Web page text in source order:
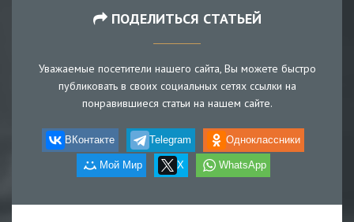
ПОДЕЛИТЬСЯ СТАТЬЕЙ
Уважаемые посетители нашего сайта, Вы можете быстро
публиковать в своих социальных сетях ссылки на
понравившиеся статьи на нашем сайте.
ВКонтакте Telegram Одноклассники
Мой Мир X WhatsApp